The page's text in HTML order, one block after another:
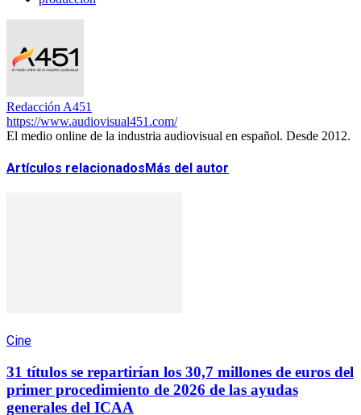
Redacción A451
https://www.audiovisual451.com/
El medio online de la industria audiovisual en español. Desde 2012.
Artículos relacionadosMás del autor
Cine
31 títulos se repartirían los 30,7 millones de euros del
primer procedimiento de 2026 de las ayudas
generales del ICAA